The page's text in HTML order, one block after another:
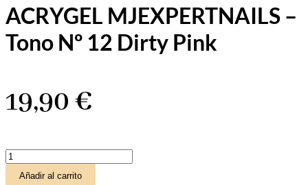
ACRYGEL MJEXPERTNAILS –
Tono Nº 12 Dirty Pink
19,90€
ACRYGEL
MJEXPERTNAILS
Añadir al carrito